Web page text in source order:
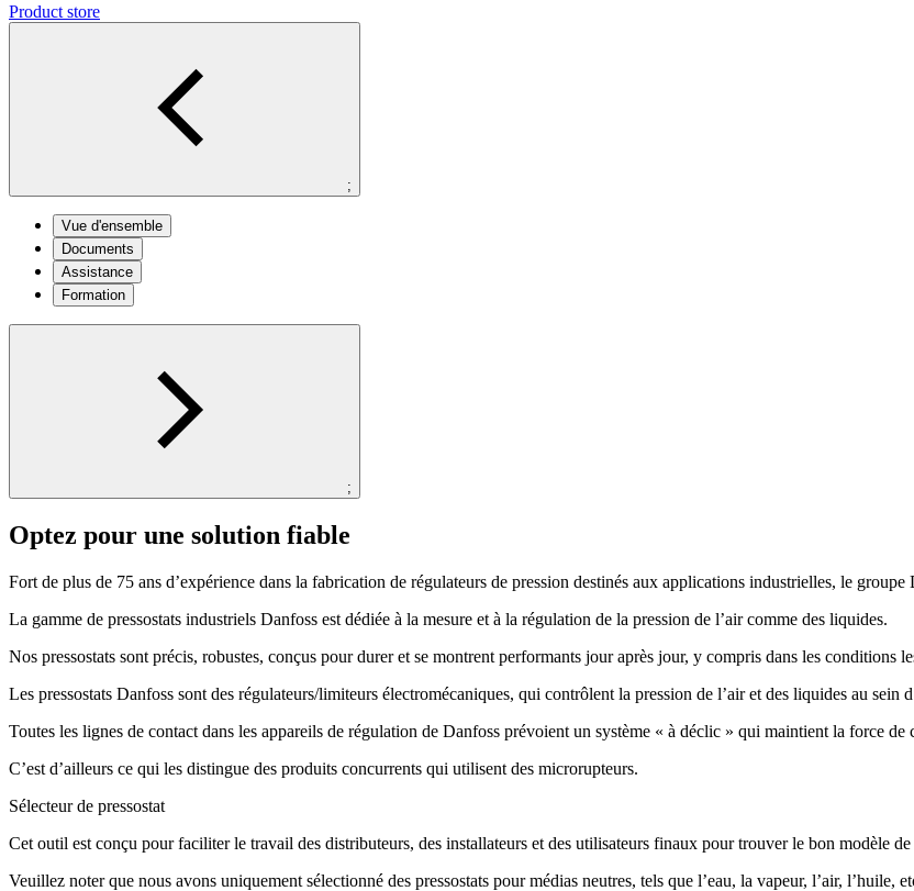
Product store
;
Vue d'ensemble
Documents
Assistance
Formation
;
Optez pour une solution fiable
Fort de plus de 75 ans d’expérience dans la fabrication de régulateurs de pression destinés aux applications industrielles, le
La gamme de pressostats industriels Danfoss est dédiée à la mesure et à la régulation de la pression de l’air comme des liquides.
Nos pressostats sont précis, robustes, conçus pour durer et se montrent performants jour après jour, y compris dans les conditions
Les pressostats Danfoss sont des régulateurs/limiteurs électromécaniques, qui contrôlent la pression de l’air et des liquides au sein
Toutes les lignes de contact dans les appareils de régulation de Danfoss prévoient un système « à déclic » qui maintient la force de
C’est d’ailleurs ce qui les distingue des produits concurrents qui utilisent des microrupteurs.
Sélecteur de pressostat
Cet outil est conçu pour faciliter le travail des distributeurs, des installateurs et des utilisateurs finaux pour trouver le bon modèle
Veuillez noter que nous avons uniquement sélectionné des pressostats pour médias neutres, tels que l’eau, la vapeur, l’air, l’huile,